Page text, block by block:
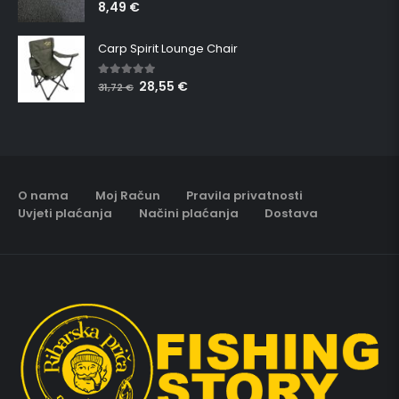
5.00 out of 5
8,49 €
Carp Spirit Lounge Chair
5.00out of 5
31,72€ 28,55 €
O nama Moj Račun
Pravila privatnosti
Uvjeti plaćanja
Načini plaćanja Dostava